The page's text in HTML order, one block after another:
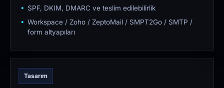
SPF, DKIM, DMARC ve teslim edilebilirlik
Workspace / Zoho / ZeptoMail / SMPT2Go / SMTP /
form altyapıları
Tasarım